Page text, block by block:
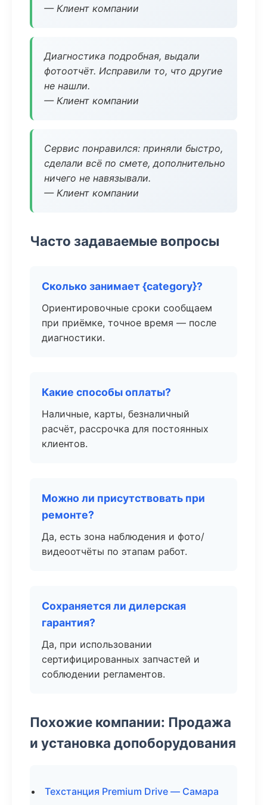
— Клиент компании
Диагностика подробная, выдали
фотоотчёт. Исправили то, что другие
не нашли.
— Клиент компании
Сервис понравился: приняли быстро,
сделали всё по смете, дополнительно
ничего не навязывали.
— Клиент компании
Часто задаваемые вопросы
Сколько занимает {category}?
Ориентировочные сроки сообщаем
при приёмке, точное время — после
диагностики.
Какие способы оплаты?
Наличные, карты, безналичный
расчёт, рассрочка для постоянных
клиентов.
Можно ли присутствовать при
ремонте?
Да, есть зона наблюдения и фото/
видеоотчёты по этапам работ.
Сохраняется ли дилерская
гарантия?
Да, при использовании
сертифицированных запчастей и
соблюдении регламентов.
Похожие компании: Продажа
и установка допоборудования
Техстанция Premium Drive — Самара